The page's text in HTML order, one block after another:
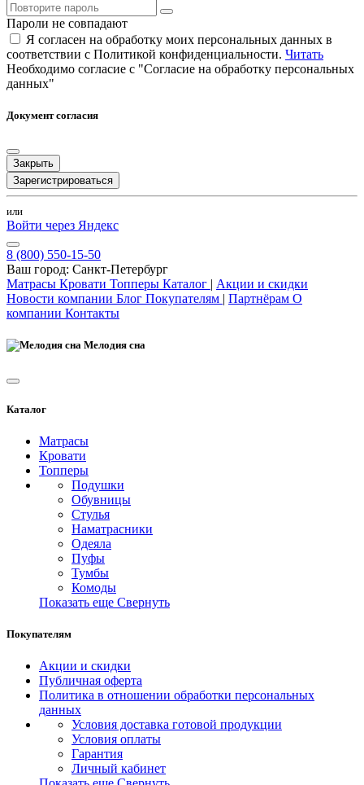
Пароли не совпадают
Я согласен на обработку моих персональных данных в
соответствии с Политикой конфиденциальности. Читать
Необходимо согласие с "Согласие на обработку персональных
данных"
Документ согласия
Закрыть
Зарегистрироваться
или
Войти через Яндекс
8 (800) 550-15-50
Ваш город: Санкт-Петербург
Матрасы Кровати Топперы Каталог | Акции и скидки
Новости компании Блог Покупателям | Партнёрам О
компании Контакты
Мелодия сна
Каталог
Матрасы
Кровати
Топперы
Подушки
Обувницы
Стулья
Наматрасники
Одеяла
Пуфы
Тумбы
Комоды
Показать еще Свернуть
Покупателям
Акции и скидки
Публичная оферта
Политика в отношении обработки персональных
данных
Условия доставка готовой продукции
Условия оплаты
Гарантия
Личный кабинет